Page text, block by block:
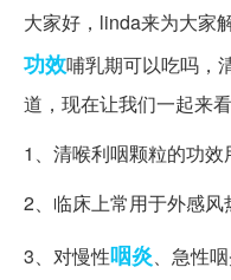
大家好，linda来为大家
功效哺乳期可以吃吗，
道，现在让我们一起来
1、清喉利咽颗粒的功效
2、临床上常用于外感风
3、对慢性咽炎、急性